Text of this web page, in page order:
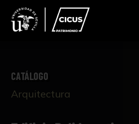
CATÁLOGO
Arquitectura